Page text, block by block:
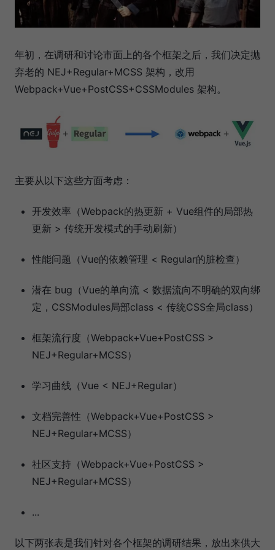
年初，在调研和讨论市面上的各个框架之后，我们决定抛
弃老的 NEJ+Regular+MCSS 架构，改用
Webpack+Vue+PostCSS+CSSModules 架构。
主要从以下这些方面考虑：
开发效率（Webpack的热更新 + Vue组件的局部热
更新 > 传统开发模式的手动刷新）
性能问题（Vue的依赖管理 < Regular的脏检查）
潜在 bug（Vue的单向流 < 数据流向不明确的双向绑
定，CSSModules局部class < 传统CSS全局class）
框架流行度（Webpack+Vue+PostCSS >
NEJ+Regular+MCSS）
学习曲线（Vue < NEJ+Regular）
文档完善性（Webpack+Vue+PostCSS >
NEJ+Regular+MCSS）
社区支持（Webpack+Vue+PostCSS >
NEJ+Regular+MCSS）
...
以下两张表是我们针对各个框架的调研结果，放出来供大